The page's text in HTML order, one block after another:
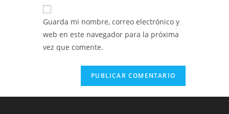
para
comentar
electrónico
para
comentar
URL
de
(opcional)
Guarda mi nombre, correo electrónico y
web en este navegador para la próxima
vez que comente.